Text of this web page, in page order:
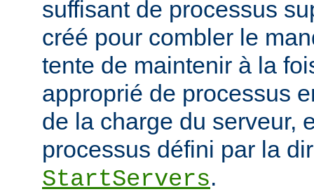
suffisant de processus
créé pour combler le
tente de maintenir à la
approprié de processus
de la charge du serveur,
processus défini par la
StartServers.